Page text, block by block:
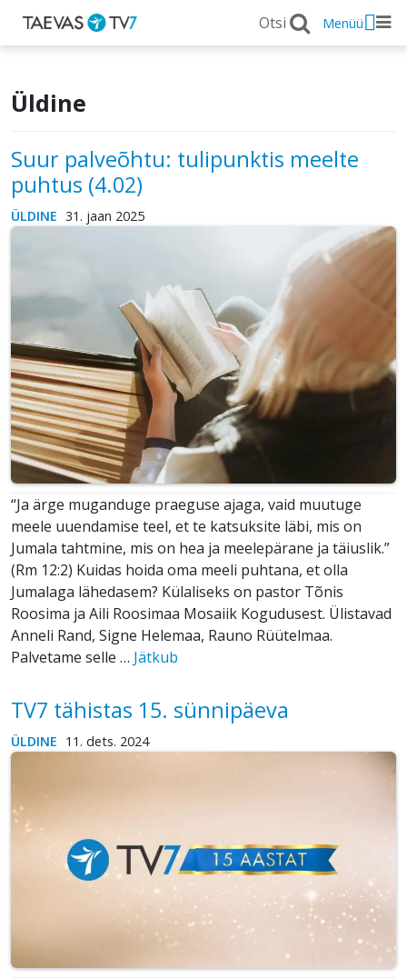
Menüü
Üldine
Suur palveõhtu: tulipunktis meelte
puhtus (4.02)
ÜLDINE 31. jaan 2025
“Ja ärge muganduge praeguse ajaga, vaid muutuge
meele uuendamise teel, et te katsuksite läbi, mis on
Jumala tahtmine, mis on hea ja meelepärane ja täiuslik.”
(Rm 12:2) Kuidas hoida oma meeli puhtana, et olla
Jumalaga lähedasem? Külaliseks on pastor Tõnis
Roosima ja Aili Roosimaa Mosaiik Kogudusest. Ülistavad
Anneli Rand, Signe Helemaa, Rauno Rüütelmaa.
Palvetame selle … Jätkub
TV7 tähistas 15. sünnipäeva
ÜLDINE 11. dets. 2024